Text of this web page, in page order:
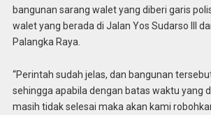
bangunan sarang walet yang diberi garis
walet yang berada di Jalan Yos Sudarso III
Palangka Raya.
“Perintah sudah jelas, dan bangunan
sehingga apabila dengan batas waktu yang
masih tidak selesai maka akan kami